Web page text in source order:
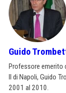
Guido
Professore emerito
II di Napoli, Guido
2001 al 2010.